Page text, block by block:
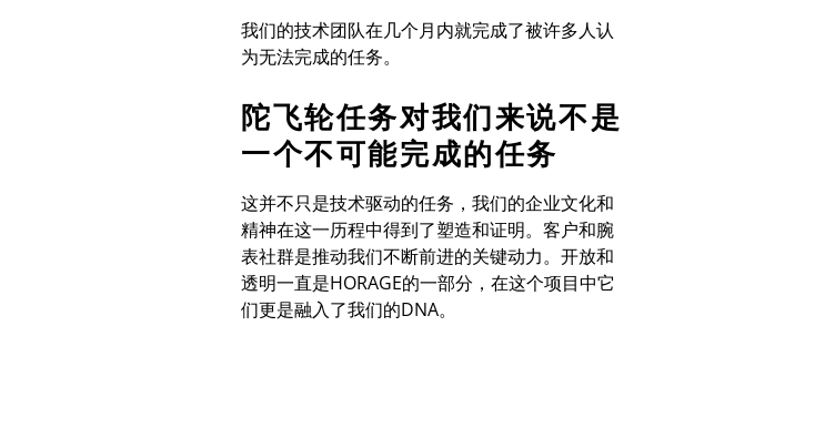
我们的技术团队在几个月内就完成了被许多人认
为无法完成的任务。
陀飞轮任务对我们来说不是
一个不可能完成的任务
这并不只是技术驱动的任务，我们的企业文化和
精神在这一历程中得到了塑造和证明。客户和腕
表社群是推动我们不断前进的关键动力。开放和
透明一直是HORAGE的一部分，在这个项目中它
们更是融入了我们的DNA。